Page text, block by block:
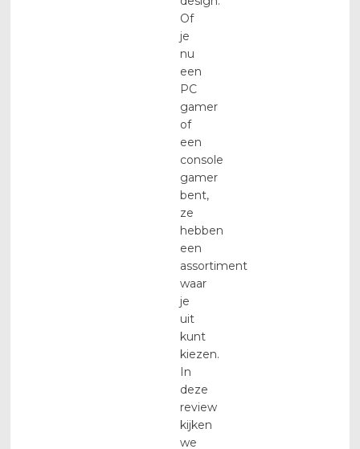
Of
je
nu
een
PC
gamer
of
een
console
gamer
bent,
ze
hebben
een
assortiment
waar
je
uit
kunt
kiezen.
In
deze
review
kijken
we